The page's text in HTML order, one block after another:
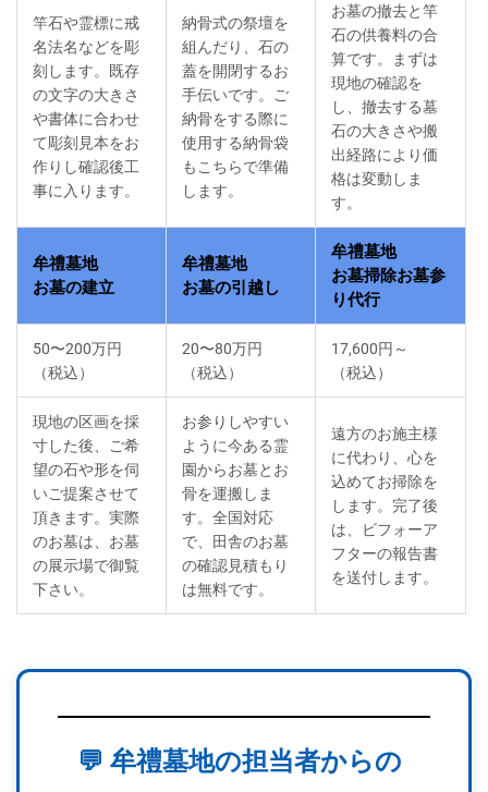
竿石や霊標に戒
名法名などを彫
刻します。既存
の文字の大きさ
や書体に合わせ
て彫刻見本をお
作りし確認後工
事に入ります。
納骨式の祭壇を
組んだり、石の
蓋を開閉するお
手伝いです。ご
納骨をする際に
使用する納骨袋
もこちらで準備
します。
お墓の撤去と竿
石の供養料の合
算です。まずは
現地の確認を
し、撤去する墓
石の大きさや搬
出経路により価
格は変動しま
す。
牟禮墓地
お墓の建立
牟禮墓地
お墓の引越し
牟禮墓地
お墓掃除お墓参
り代行
50〜200万円
（税込）
20〜80万円
（税込）
17,600円～
（税込）
現地の区画を採
寸した後、ご希
望の石や形を伺
いご提案させて
頂きます。実際
のお墓は、お墓
の展示場で御覧
下さい。
お参りしやすい
ように今ある霊
園からお墓とお
骨を運搬しま
す。全国対応
で、田舎のお墓
の確認見積もり
は無料です。
遠方のお施主様
に代わり、心を
込めてお掃除を
します。完了後
は、ビフォーア
フターの報告書
を送付します。
💬 牟禮墓地の担当者からの